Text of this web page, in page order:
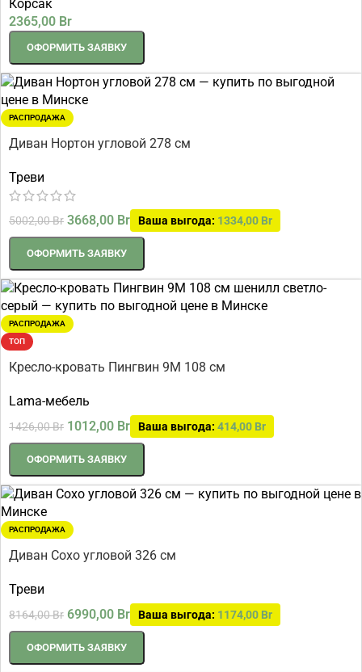
Корсак
2365,00 Br
ОФОРМИТЬ ЗАЯВКУ
РАСПРОДАЖА
Диван Нортон угловой 278 см
Треви
5002,00Br 3668,00 Br Ваша выгода: 1334,00 Br
ОФОРМИТЬ ЗАЯВКУ
РАСПРОДАЖА
ТОП
Кресло-кровать Пингвин 9М 108 см
Lama-мебель
1426,00Br 1012,00 Br Ваша выгода: 414,00 Br
ОФОРМИТЬ ЗАЯВКУ
РАСПРОДАЖА
Диван Сохо угловой 326 см
Треви
8164,00Br 6990,00 Br Ваша выгода: 1174,00 Br
ОФОРМИТЬ ЗАЯВКУ